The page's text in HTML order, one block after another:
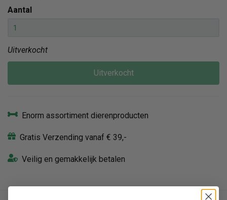
Aantal
Uitverkocht
Uitverkocht
Enorm assortiment dierenproducten
Gratis Verzending vanaf € 39,-
Veilig en gemakkelijk betalen